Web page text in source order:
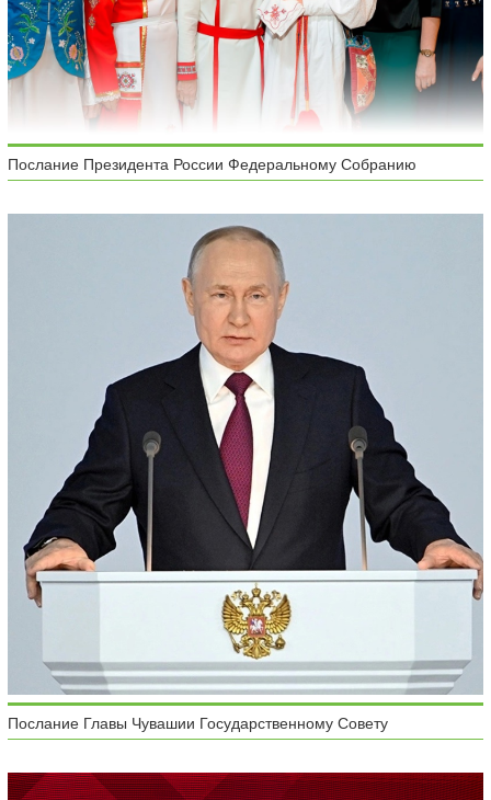
Послание Президента России Федеральному Собранию
Послание Главы Чувашии Государственному Совету